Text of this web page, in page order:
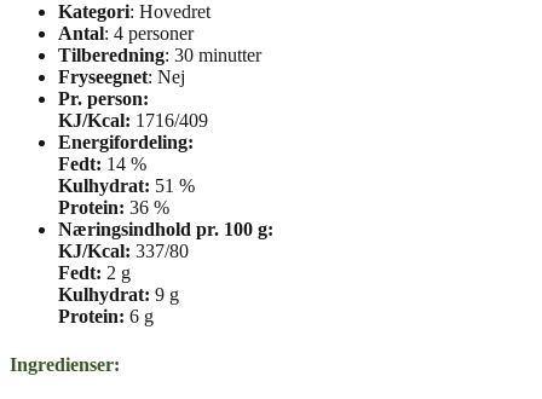
Kategori: Hovedret
Antal: 4 personer
Tilberedning: 30 minutter
Fryseegnet: Nej
Pr. person:
KJ/Kcal: 1716/409
Energifordeling:
Fedt: 14 %
Kulhydrat: 51 %
Protein: 36 %
Næringsindhold pr. 100 g:
KJ/Kcal: 337/80
Fedt: 2 g
Kulhydrat: 9 g
Protein: 6 g
Ingredienser: